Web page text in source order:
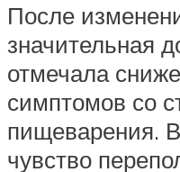
После
значительная
отмечала
симптомов со
пищеварения.
чувство